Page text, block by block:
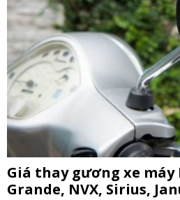
Giá thay gương xe máy
Grande, NVX, Sirius,